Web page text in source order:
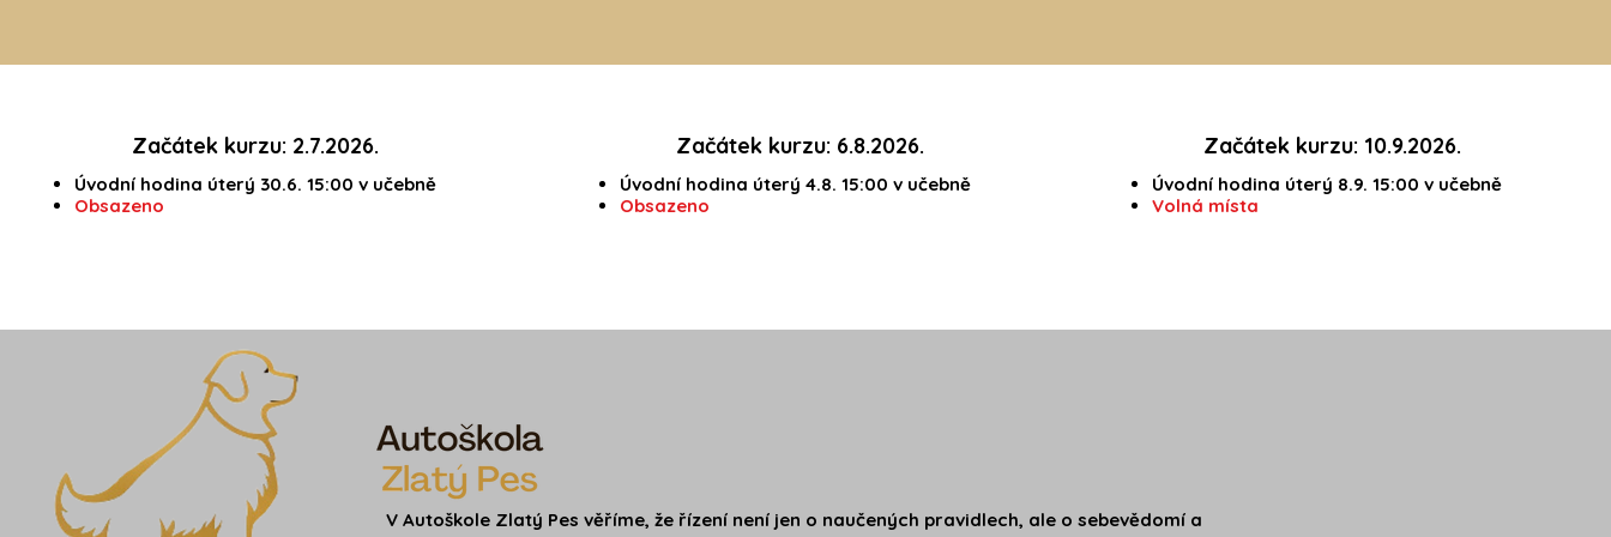
Začátek kurzu: 2.7.2026.
Úvodní hodina úterý 30.6. 15:00 v učebně
Obsazeno
Začátek kurzu: 6.8.2026.
Úvodní hodina úterý 4.8. 15:00 v učebně
Obsazeno
Začátek kurzu: 10.9.2026.
Úvodní hodina úterý 8.9. 15:00 v učebně
Volná místa
V Autoškole Zlatý Pes věříme, že řízení není jen o naučených pravidlech, ale o sebevědomí a